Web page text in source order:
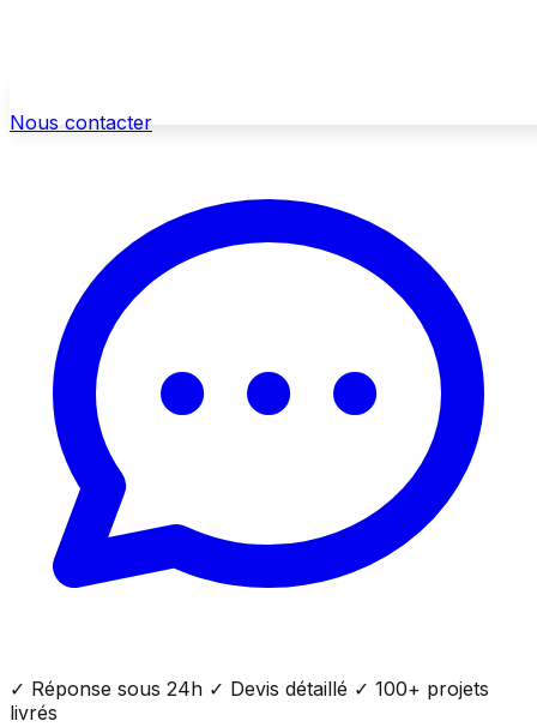
Nous contacter
✓ Réponse sous 24h ✓ Devis détaillé ✓ 100+ projets
livrés